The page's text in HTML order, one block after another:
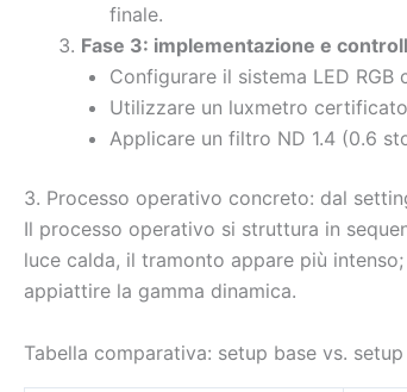
finale.
Fase 3: implementazione e
Configurare il sistema LED
Utilizzare un luxmetro
Applicare un filtro ND 1.4 (0.6
3. Processo operativo concreto: dal
Il processo operativo si struttura in
luce calda, il tramonto appare più
appiattire la gamma dinamica.
Tabella comparativa: setup base vs.